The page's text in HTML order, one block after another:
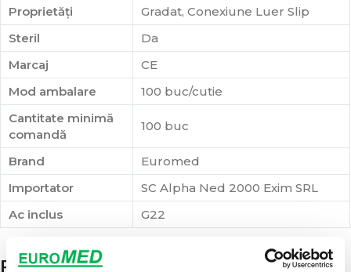
Proprietăți
Gradat, Conexiune Luer Slip
Steril
Da
Marcaj
CE
Mod ambalare
100 buc/cutie
Cantitate minimă
comandă
100 buc
Brand
Euromed
Importator
SC Alpha Ned 2000 Exim SRL
Ac inclus
G22